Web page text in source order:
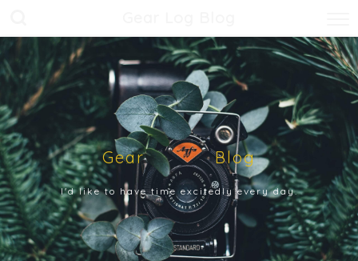
Gear Blog
I'd like to have time excitedly every day.